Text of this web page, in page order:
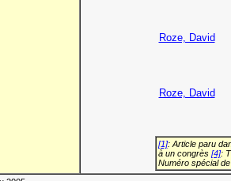
Roze, David
Roze, David
[1]: Article paru
à un congrès [4]:
Numéro spécial